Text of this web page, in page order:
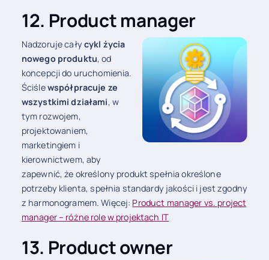
12. Product manager
Nadzoruje cały cykl życia
nowego produktu, od
koncepcji do uruchomienia.
Ściślewspółpracuje ze
wszystkimi działami, w
tym rozwojem,
projektowaniem,
marketingiem i
kierownictwem, aby
zapewnić, że określony produkt spełnia określone
potrzeby klienta, spełnia standardy jakości i jest zgodny
z harmonogramem. Więcej: Product manager vs. project
manager – różne role w projektach IT
13. Product owner